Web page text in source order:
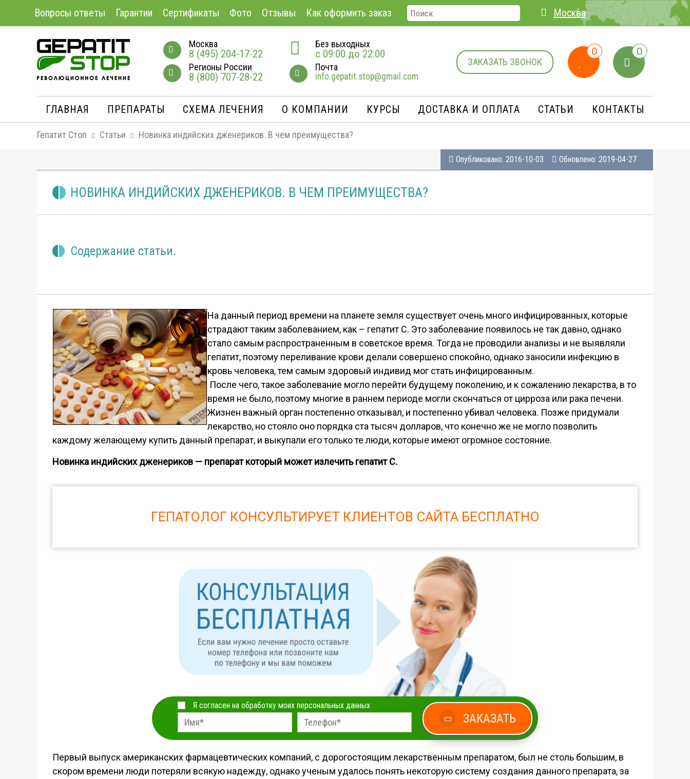
Вопросы ответы Гарантии Сертификаты Фото Отзывы Как оформить заказ Москва
Москва
8 (495) 204-17-22
Регионы России
8 (800) 707-28-22
Без выходных
с 09:00 до 22:00
Почта
info.gepatit.stop@gmail.com
ЗАКАЗАТЬ ЗВОНОК
0 0
ГЛАВНАЯ ПРЕПАРАТЫ СХЕМА ЛЕЧЕНИЯ О КОМПАНИИ КУРСЫ ДОСТАВКА И ОПЛАТA СТАТЬИ КОНТАКТЫ
Гепатит Стоп Статьи Новинка индийских дженериков. В чем преимущества?
Опубликовано: 2016-10-03 Обновлено: 2019-04-27
НОВИНКА ИНДИЙСКИХ ДЖЕНЕРИКОВ. В ЧЕМ ПРЕИМУЩЕСТВА?
Содержание статьи.
На данный период времени на планете земля существует очень много инфицированных, которые
страдают таким заболеванием, как – гепатит С. Это заболевание появилось не так давно, однако
стало самым распространенным в советское время. Тогда не проводили анализы и не выявляли
гепатит, поэтому переливание крови делали совершено спокойно, однако заносили инфекцию в
кровь человека, тем самым здоровый индивид мог стать инфицированным.
После чего, такое заболевание могло перейти будущему поколению, и к сожалению лекарства, в то
время не было, поэтому многие в раннем периоде могли скончаться от цирроза или рака печени.
Жизнен важный орган постепенно отказывал, и постепенно убивал человека. Позже придумали
лекарство, но стояло оно порядка ста тысяч долларов, что конечно же не могло позволить
каждому желающему купить данный препарат, и выкупали его только те люди, которые имеют огромное состояние.
Новинка индийских дженериков — препарат который может излечить гепатит С.
ГЕПАТОЛОГ КОНСУЛЬТИРУЕТ КЛИЕНТОВ САЙТА БЕСПЛАТНО
Я согласен на обработку моих персональных данных
ЗАКАЗАТЬ
Первый выпуск американских фармацевтических компаний, с дорогостоящим лекарственным препаратом, был не столь большим, в
скором времени люди потеряли всякую надежду, однако ученым удалось понять некоторую систему создания данного препарата, за